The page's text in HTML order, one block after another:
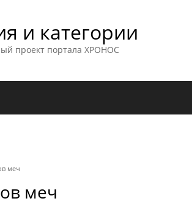
и категории
проект портала ХРОНОС
меч
меч